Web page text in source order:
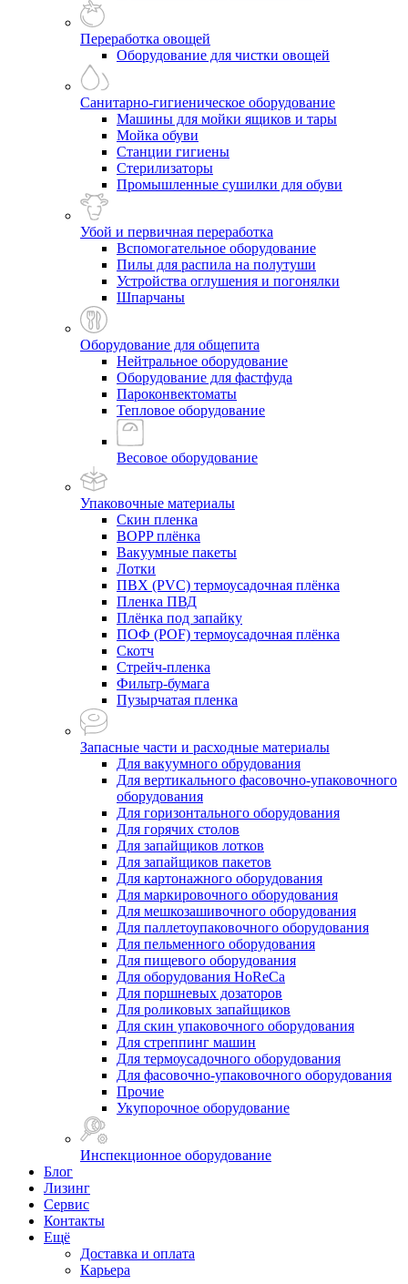
Переработка овощей
Оборудование для чистки овощей
Санитарно-гигиеническое оборудование
Машины для мойки ящиков и тары
Мойка обуви
Станции гигиены
Стерилизаторы
Промышленные сушилки для обуви
Убой и первичная переработка
Вспомогательное оборудование
Пилы для распила на полутуши
Устройства оглушения и погонялки
Шпарчаны
Оборудование для общепита
Нейтральное оборудование
Оборудование для фастфуда
Пароконвектоматы
Тепловое оборудование
Весовое оборудование
Упаковочные материалы
Скин пленка
BOPP плёнка
Вакуумные пакеты
Лотки
ПВХ (PVC) термоусадочная плёнка
Пленка ПВД
Плёнка под запайку
ПОФ (POF) термоусадочная плёнка
Скотч
Стрейч-пленка
Фильтр-бумага
Пузырчатая пленка
Запасные части и расходные материалы
Для вакуумного обрудования
Для вертикального фасовочно-упаковочного
оборудования
Для горизонтального оборудования
Для горячих столов
Для запайщиков лотков
Для запайщиков пакетов
Для картонажного оборудования
Для маркировочного оборудования
Для мешкозашивочного оборудования
Для паллетоупаковочного оборудования
Для пельменного оборудования
Для пищевого оборудования
Для оборудования HoReCa
Для поршневых дозаторов
Для роликовых запайщиков
Для скин упаковочного оборудования
Для стреппинг машин
Для термоусадочного оборудования
Для фасовочно-упаковочного оборудования
Прочие
Укупорочное оборудование
Инспекционное оборудование
Блог
Лизинг
Сервис
Контакты
Ещё
Доставка и оплата
Карьера